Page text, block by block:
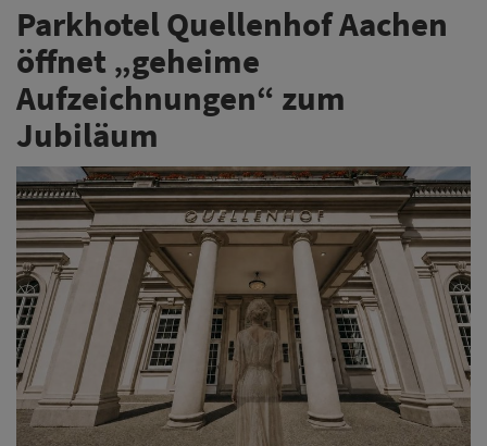
Parkhotel Quellenhof Aachen
öffnet „geheime
Aufzeichnungen“ zum
Jubiläum